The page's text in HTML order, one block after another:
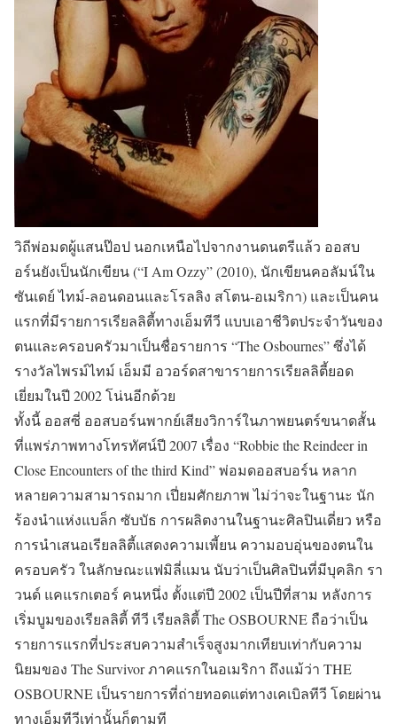
วิถีพ่อมดผู้แสนป๊อป นอกเหนือไปจากงานดนตรีแล้ว ออสบ
อร์นยังเป็นนักเขียน (“I Am Ozzy” (2010), นักเขียนคอลัมน์ใน
ซันเดย์ ไทม์-ลอนดอนและโรลลิง สโตน-อเมริกา) และเป็นคน
แรกที่มีรายการเรียลลิตี้ทางเอ็มทีวี แบบเอาชีวิตประจำวันของ
ตนและครอบครัวมาเป็นชื่อรายการ “The Osbournes” ซึ่งได้
รางวัลไพรม์ไทม์ เอ็มมี อวอร์ดสาขารายการเรียลลิตี้ยอด
เยี่ยมในปี 2002 โน่นอีกด้วย
ทั้งนี้ ออสซี่ ออสบอร์นพากย์เสียงวิการ์ในภาพยนตร์ขนาดสั้น
ที่แพร่ภาพทางโทรทัศน์ปี 2007 เรื่อง “Robbie the Reindeer in
Close Encounters of the third Kind” พ่อมดออสบอร์น หลาก
หลายความสามารถมาก เปี่ยมศักยภาพ ไม่ว่าจะในฐานะ นัก
ร้องนำแห่งแบล็ก ซับบัธ การผลิตงานในฐานะศิลปินเดี่ยว หรือ
การนำเสนอเรียลลิตี้แสดงความเพี้ยน ความอบอุ่นของตนใน
ครอบครัว ในลักษณะแฟมิลี่แมน นับว่าเป็นศิลปินที่มีบุคลิก รา
วนด์ แคแรกเตอร์ คนหนึ่ง ตั้งแต่ปี 2002 เป็นปีที่สาม หลังการ
เริ่มบูมของเรียลลิตี้ ทีวี เรียลลิตี้ The OSBOURNE ถือว่าเป็น
รายการแรกที่ประสบความสำเร็จสูงมากเทียบเท่ากับความ
นิยมของ The Survivor ภาคแรกในอเมริกา ถึงแม้ว่า THE
OSBOURNE เป็นรายการที่ถ่ายทอดแต่ทางเคเบิลทีวี โดยผ่าน
ทางเอ็มทีวีเท่านั้นก็ตามที